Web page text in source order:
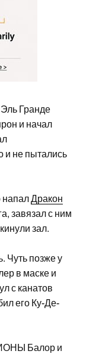
Гранде
и начал
и не пытались
напалДракон
завязал с ним
зал.
Чуть позже у
в маске и
с канатов
его Ку-Де-
Балор и